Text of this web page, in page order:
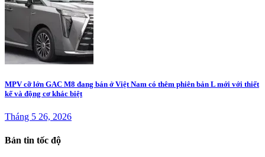
MPV cỡ lớn GAC M8 đang bán ở Việt Nam có thêm phiên bản L mới với thiết
kế và động cơ khác biệt
Tháng 5 26, 2026
Bản tin tốc độ